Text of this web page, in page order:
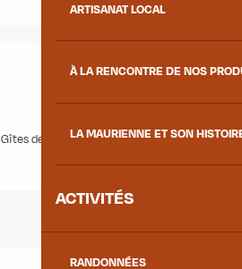
ARTISANAT LOCAL
À LA RENCONTRE DE NOS
LA MAURIENNE ET SON
ACTIVITÉS
RANDONNÉES
Gîtes de France